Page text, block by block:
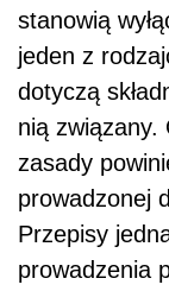
stanowią
jeden z
dotyczą
nią związany.
zasady
prowadzonej
Przepisy
prowadzenia